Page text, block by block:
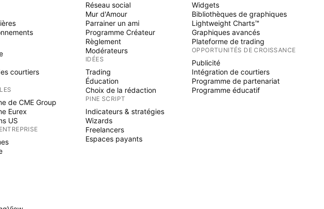
courtiers
de CME Group
Eurex
US
Réseau social
Mur d'Amour
Parrainer un ami
Programme Créateur
Règlement
Modérateurs
IDÉES
Trading
Éducation
Choix de la rédaction
PINE SCRIPT
Indicateurs & stratégies
Wizards
Freelancers
Espaces payants
Widgets
Bibliothèques de graphiques
Lightweight Charts™
Graphiques avancés
Plateforme de trading
OPPORTUNITÉS DE CROISSANCE
Publicité
Intégration de courtiers
Programme de partenariat
Programme éducatif